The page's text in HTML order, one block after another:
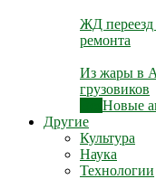
ЖД переезд
ремонта
Из жары в
грузовиков
Новые
Другие
Культура
Наука
Технологии